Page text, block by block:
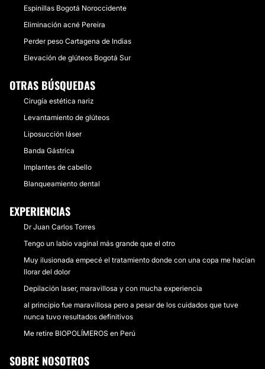
Espinillas Bogotá Noroccidente
Eliminación acné Pereira
Perder peso Cartagena de Indias
Elevación de glúteos Bogotá Sur
OTRAS BÚSQUEDAS
Cirugía estética nariz
Levantamiento de glúteos
Liposucción láser
Banda Gástrica
Implantes de cabello
Blanqueamiento dental
EXPERIENCIAS
Dr Juan Carlos Torres
Tengo un labio vaginal más grande que el otro
Muy ilusionada empecé el tratamiento donde con una copa me hacían
llorar del dolor
Depilación laser, maravillosa y con mucha experiencia
al principio fue maravillosa pero a pesar de los cuidados que tuve
nunca tuvo resultados definitivos
Me retire BIOPOLÍMEROS en Perú
SOBRE NOSOTROS